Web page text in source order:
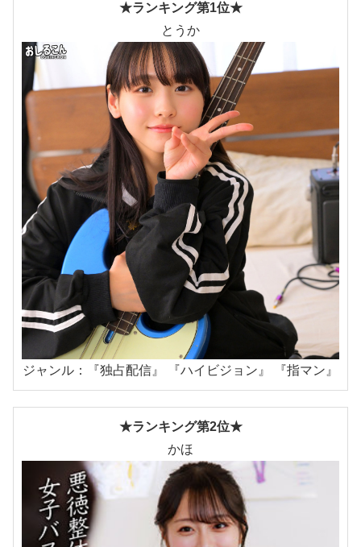
★ランキング第1位★
とうか
ジャンル：『独占配信』 『ハイビジョン』 『指マン』
★ランキング第2位★
かほ